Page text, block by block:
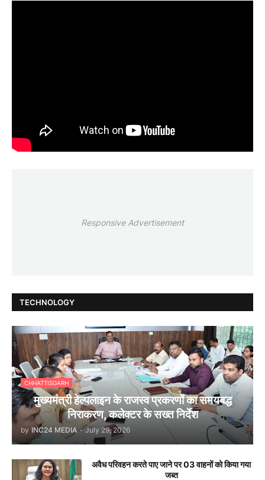
Responsive Advertisement
TECHNOLOGY
CHHATTISGARH
मुख्यमंत्री हेल्पलाइन के राजस्व प्रकरणों का समयबद्ध
निराकरण, कलेक्टर के सख्त निर्देश
by INC24 MEDIA - July 29, 2026
अवैध परिवहन करते पाए जाने पर 03 वाहनों को किया गया
जब्त